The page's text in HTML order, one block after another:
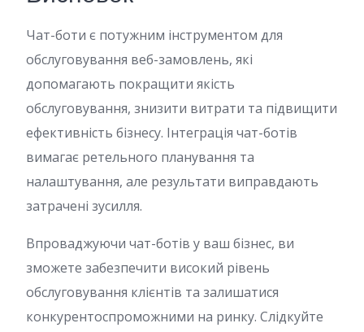
Чат-боти є потужним інструментом для
обслуговування веб-замовлень, які
допомагають покращити якість
обслуговування, знизити витрати та підвищити
ефективність бізнесу. Інтеграція чат-ботів
вимагає ретельного планування та
налаштування, але результати виправдають
затрачені зусилля.
Впроваджуючи чат-ботів у ваш бізнес, ви
зможете забезпечити високий рівень
обслуговування клієнтів та залишатися
конкурентоспроможними на ринку. Слідкуйте